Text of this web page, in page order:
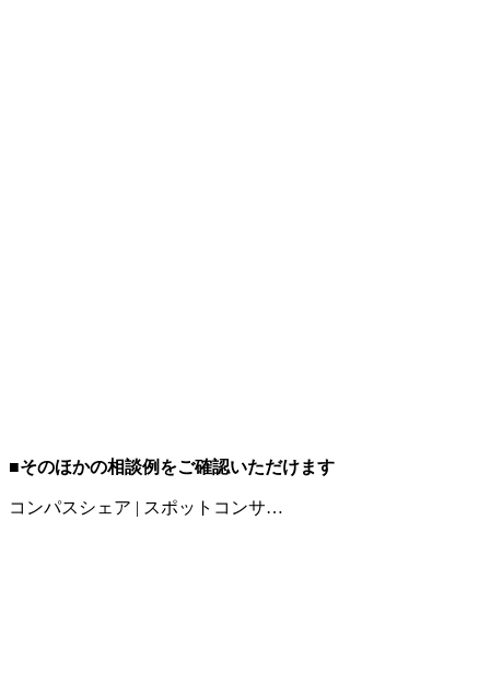
■そのほかの相談例をご確認いただけます
コンパスシェア | スポットコンサ…